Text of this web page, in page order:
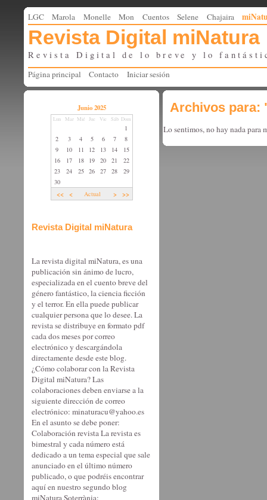
LGC Marola Monelle Mon Cuentos Selene Chajaira
Revista Digital miNatura
Revista Digital de lo breve y lo
Página principal Contacto Iniciar sesión
Archivos para:
Lo sentimos, no hay nada para
Junio 2025
Lun Mar Mié Jue Vie Sáb Dom
1
2
3 4 5 6 7
8
9
10 11 12 13 14
15
16
17 18 19 20 21
22
23
24 25 26 27 28
29
30
<< < Actual > >>
Revista Digital miNatura
La revista digital miNatura, es una
publicación sin ánimo de lucro,
especializada en el cuento breve del
género fantástico, la ciencia ficción
y el terror. En ella puede publicar
cualquier persona que lo desee. La
revista se distribuye en formato pdf
cada dos meses por correo
electrónico y descargándola
directamente desde este blog.
¿Cómo colaborar con la Revista
Digital miNatura? Las
colaboraciones deben enviarse a la
siguiente dirección de correo
electrónico: minaturacu@yahoo.es
En el asunto se debe poner:
Colaboración revista La revista es
bimestral y cada número está
dedicado a un tema especial que sale
anunciado en el último número
publicado, o que podréis encontrar
aquí en nuestro segundo blog
miNatura Soterrània: